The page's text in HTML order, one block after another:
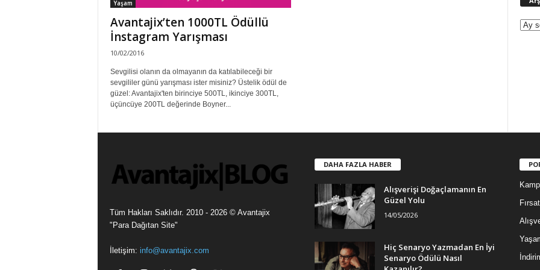
Yaşam
Avantajix’ten 1000TL Ödüllü
İnstagram Yarışması
10/02/2016
Sevgilisi olanın da olmayanın da katılabileceği bir
sevgililer günü yarışması ister misiniz? Üstelik ödül de
güzel: Avantajix'ten birinciye 500TL, ikinciye 300TL,
üçüncüye 200TL değerinde Boyner...
Tüm Hakları Saklıdır. 2010 - 2026 © Avantajix
"Para Dağıtan Site"
İletişim: info@avantajix.com
DAHA FAZLA HABER
Alışverişi Doğaçlamanın En
Güzel Yolu
14/05/2026
Hiç Senaryo Yazmadan En İyi
Senaryo Ödülü Nasıl